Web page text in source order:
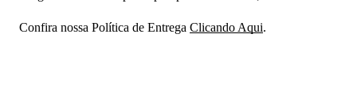
Confira nossa Política de Entrega Clicando Aqui.